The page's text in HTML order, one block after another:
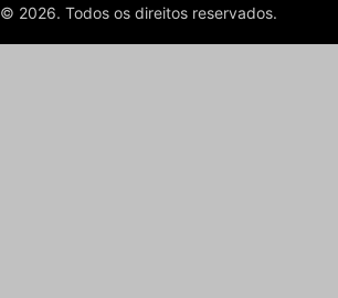
© 2026. Todos os direitos reservados.